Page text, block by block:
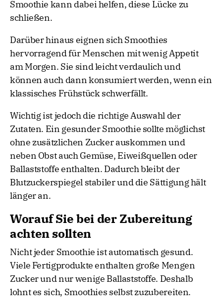
Smoothie kann dabei helfen, diese Lücke zu
schließen.
Darüber hinaus eignen sich Smoothies
hervorragend für Menschen mit wenig Appetit
am Morgen. Sie sind leicht verdaulich und
können auch dann konsumiert werden, wenn ein
klassisches Frühstück schwerfällt.
Wichtig ist jedoch die richtige Auswahl der
Zutaten. Ein gesunder Smoothie sollte möglichst
ohne zusätzlichen Zucker auskommen und
neben Obst auch Gemüse, Eiweißquellen oder
Ballaststoffe enthalten. Dadurch bleibt der
Blutzuckerspiegel stabiler und die Sättigung hält
länger an.
Worauf Sie bei der Zubereitung
achten sollten
Nicht jeder Smoothie ist automatisch gesund.
Viele Fertigprodukte enthalten große Mengen
Zucker und nur wenige Ballaststoffe. Deshalb
lohnt es sich, Smoothies selbst zuzubereiten.